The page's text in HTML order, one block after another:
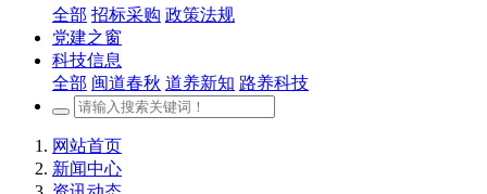
全部 招标采购 政策法规
党建之窗
科技信息
全部 闽道春秋 道养新知 路养科技
网站首页
新闻中心